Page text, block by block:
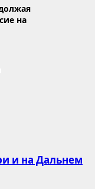
на
и на Дальнем